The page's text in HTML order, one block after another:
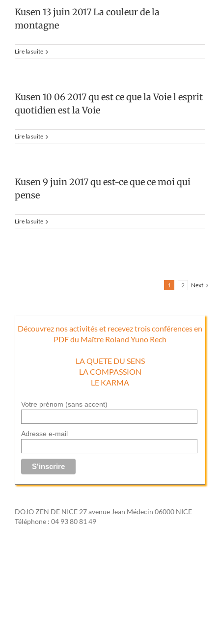
Kusen 13 juin 2017 La couleur de la
montagne
Lire la suite
Kusen 10 06 2017 qu est ce que la Voie l esprit
quotidien est la Voie
Lire la suite
Kusen 9 juin 2017 qu est-ce que ce moi qui
pense
Lire la suite
1 2 Next
Découvrez nos activités et recevez trois conférences en
PDF du Maître Roland Yuno Rech
LA QUETE DU SENS
LA COMPASSION
LE KARMA
Votre prénom (sans accent)
Adresse e-mail
DOJO ZEN DE NICE 27 avenue Jean Médecin 06000 NICE
Téléphone : 04 93 80 81 49